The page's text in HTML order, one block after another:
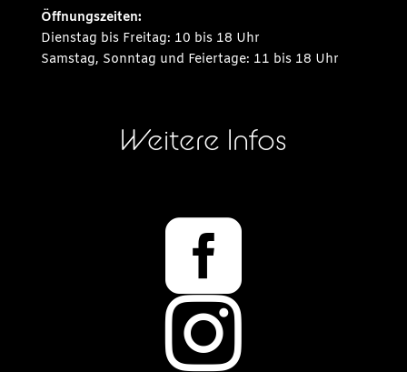
Öffnungszeiten:
Dienstag bis Freitag: 10 bis 18 Uhr
Samstag, Sonntag und Feiertage: 11 bis 18 Uhr
Weitere Infos

